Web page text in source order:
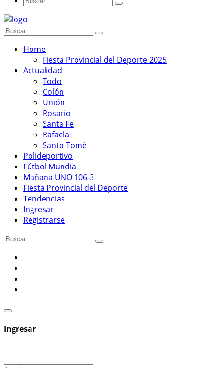
Home
Fiesta Provincial del Deporte 2025
Actualidad
Todo
Colón
Unión
Rosario
Santa Fe
Rafaela
Santo Tomé
Polideportivo
Fútbol Mundial
Mañana UNO 106-3
Fiesta Provincial del Deporte
Tendencias
Ingresar
Registrarse
Ingresar